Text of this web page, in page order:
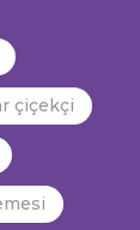
çiçekçi